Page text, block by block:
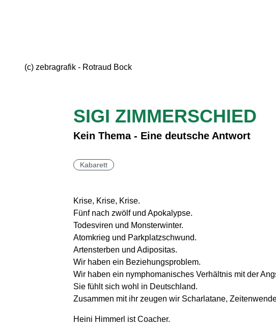
(c) zebragrafik - Rotraud Bock
SIGI ZIMMERSCHIED
Kein Thema - Eine deutsche Antwort
Kabarett
Krise, Krise, Krise.
Fünf nach zwölf und Apokalypse.
Todesviren und Monsterwinter.
Atomkrieg und Parkplatzschwund.
Artensterben und Adipositas.
Wir haben ein Beziehungsproblem.
Wir haben ein nymphomanisches Verhältnis mit der
Sie fühlt sich wohl in Deutschland.
Zusammen mit ihr zeugen wir Scharlatane,
Heini Himmerl ist Coacher.